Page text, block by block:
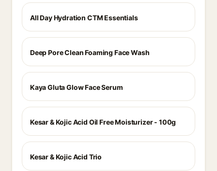
All Day Hydration CTM Essentials
Deep Pore Clean Foaming Face Wash
Kaya Gluta Glow Face Serum
Kesar & Kojic Acid Oil Free Moisturizer - 100g
Kesar & Kojic Acid Trio